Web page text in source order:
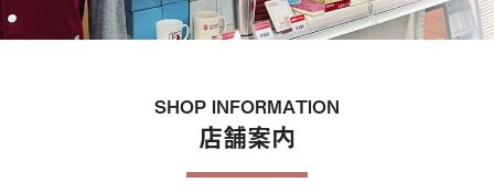
SHOP INFORMATION
店舗案内